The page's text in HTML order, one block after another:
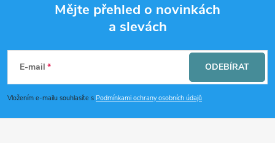
p
Mějte přehled o novinkách
a slevách
E-mail
Vložením e-mailu souhlasíte s Podmínkami ochrany osobních údajů
ODEBÍRAT